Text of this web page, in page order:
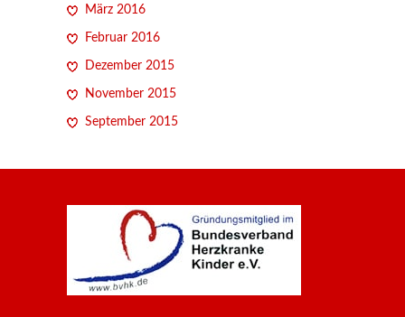
März 2016
Februar 2016
Dezember 2015
November 2015
September 2015